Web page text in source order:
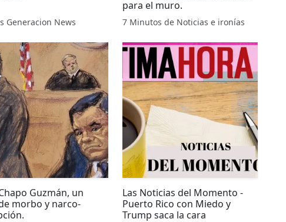
Generacion News
para el muro.
7 Minutos de Noticias e ironías
Guzmán, un
morbo y narco-
Las Noticias del Momento -
Puerto Rico con Miedo y
Trump saca la cara